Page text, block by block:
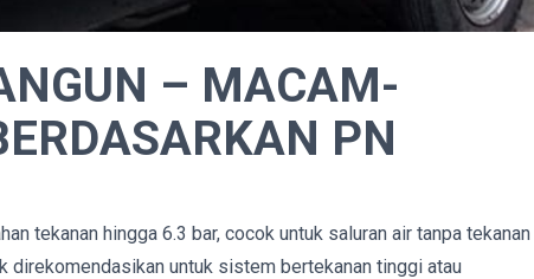
– MACAM-
PN
tekanan hingga 6.3 bar, cocok untuk saluran air tanpa tekanan
untuk sistem bertekanan tinggi atau